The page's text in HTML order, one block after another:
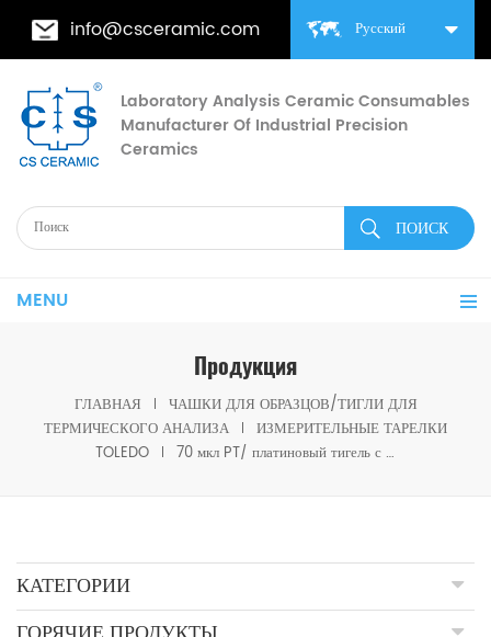
Русский
info@csceramic.com
Laboratory Analysis Ceramic Consumables
Manufacturer Of Industrial Precision
Ceramics
MENU
Продукция
ГЛАВНАЯ
ЧАШКИ ДЛЯ ОБРАЗЦОВ/ТИГЛИ ДЛЯ
ТЕРМИЧЕСКОГО АНАЛИЗА
ИЗМЕРИТЕЛЬНЫЕ ТАРЕЛКИ
TOLEDO
70 мкл PT/ платиновый тигель с крышкой ME-51119654 для Mettler toledo (чашки для образцов)
КАТЕГОРИИ